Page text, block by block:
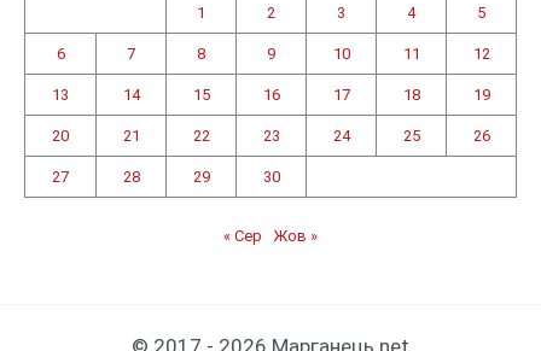
1 2 3 4 5
6 7 8 9 10 11 12
13 14 15 16 17 18 19
20 21 22 23 24 25 26
27 28 29 30
« Сер Жов »
© 2017 - 2026 Марганець.net